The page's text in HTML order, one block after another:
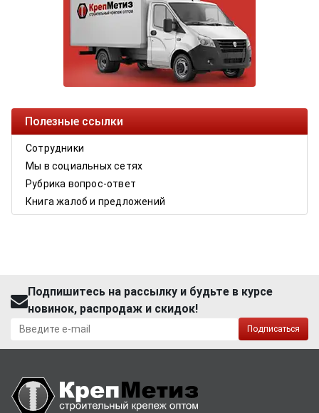
Полезные ссылки
Сотрудники
Мы в социальных сетях
Рубрика вопрос-ответ
Книга жалоб и предложений
Подпишитесь на рассылку и будьте в курсе
новинок, распродаж и скидок!
Подписаться